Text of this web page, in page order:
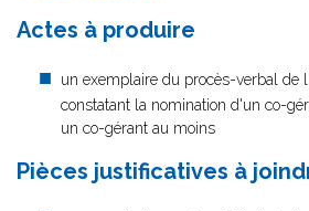
Actes à produire
un exemplaire du procès-verbal de
constatant la nomination d'un co-
un co-gérant au moins
Pièces justificatives à